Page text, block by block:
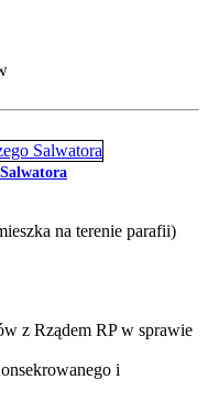
na terenie parafii)
z Rządem RP w sprawie
i